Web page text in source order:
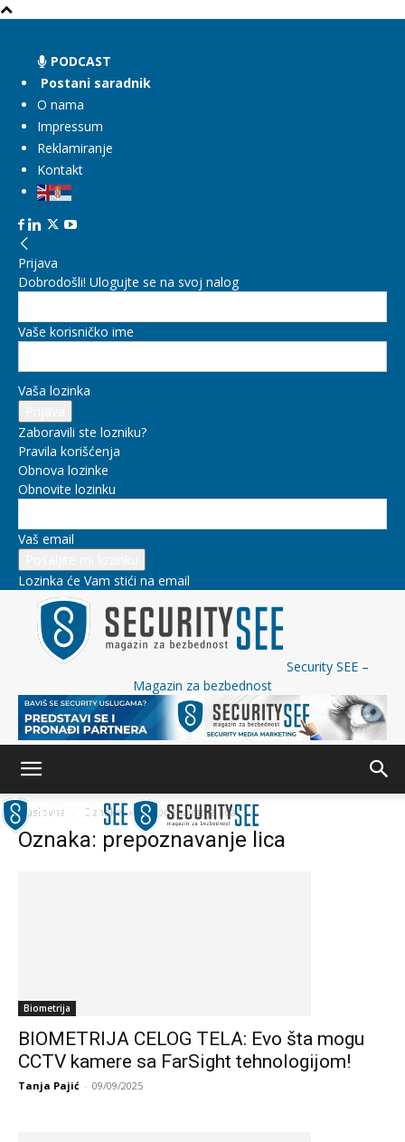
PODCAST
Postani saradnik
O nama
Impressum
Reklamiranje
Kontakt
Prijava
Dobrodošli! Ulogujte se na svoj nalog
Vaše korisničko ime
Vaša lozinka
Zaboravili ste lozniku?
Pravila korišćenja
Obnova lozinke
Obnovite lozinku
Vaš email
Lozinka će Vam stići na email
Security SEE –
Magazin za bezbednost
Naslovna Oznake Prepoznavanje lica
Oznaka: prepoznavanje lica
Biometrija
BIOMETRIJA CELOG TELA: Evo šta mogu
CCTV kamere sa FarSight tehnologijom!
Tanja Pajić - 09/09/2025